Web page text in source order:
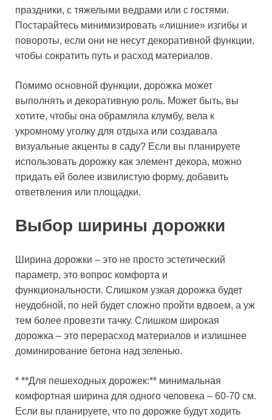
праздники, с тяжелыми ведрами или с гостями.
Постарайтесь минимизировать «лишние» изгибы и
повороты, если они не несут декоративной функции,
чтобы сократить путь и расход материалов.
Помимо основной функции, дорожка может
выполнять и декоративную роль. Может быть, вы
хотите, чтобы она обрамляла клумбу, вела к
укромному уголку для отдыха или создавала
визуальные акценты в саду? Если вы планируете
использовать дорожку как элемент декора, можно
придать ей более извилистую форму, добавить
ответвления или площадки.
Выбор ширины дорожки
Ширина дорожки – это не просто эстетический
параметр, это вопрос комфорта и
функциональности. Слишком узкая дорожка будет
неудобной, по ней будет сложно пройти вдвоем, а уж
тем более провезти тачку. Слишком широкая
дорожка – это перерасход материалов и излишнее
доминирование бетона над зеленью.
* **Для пешеходных дорожек:** минимальная
комфортная ширина для одного человека – 60-70 см.
Если вы планируете, что по дорожке будут ходить